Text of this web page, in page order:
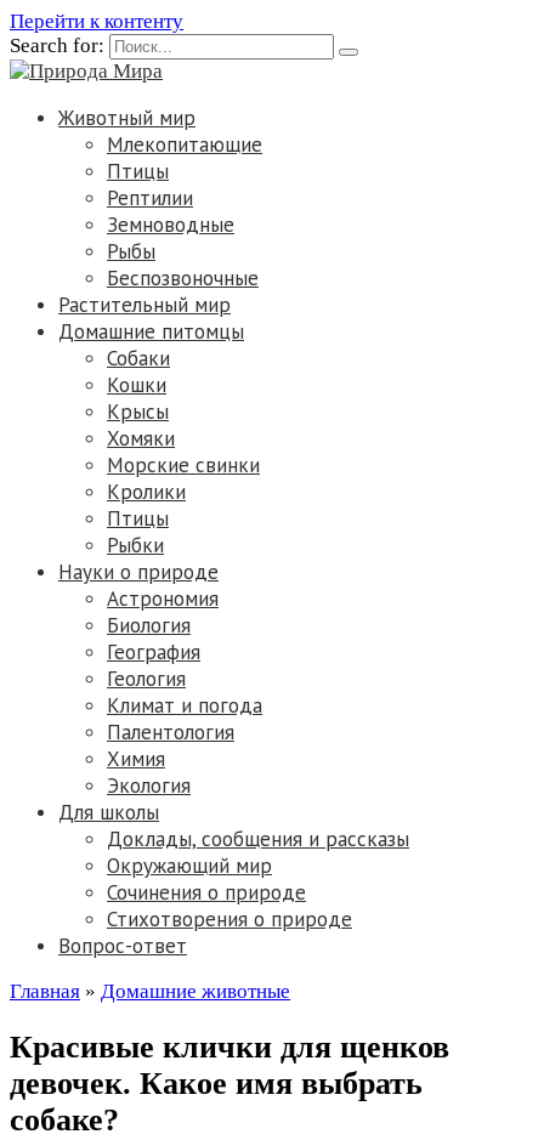
Перейти к контенту
Search for:
Животный мир
Млекопитающие
Птицы
Рептилии
Земноводные
Рыбы
Беспозвоночные
Растительный мир
Домашние питомцы
Собаки
Кошки
Крысы
Хомяки
Морские свинки
Кролики
Птицы
Рыбки
Науки о природе
Астрономия
Биология
География
Геология
Климат и погода
Палентология
Химия
Экология
Для школы
Доклады, сообщения и рассказы
Окружающий мир
Сочинения о природе
Стихотворения о природе
Вопрос-ответ
Главная » Домашние животные
Красивые клички для щенков
девочек. Какое имя выбрать
собаке?